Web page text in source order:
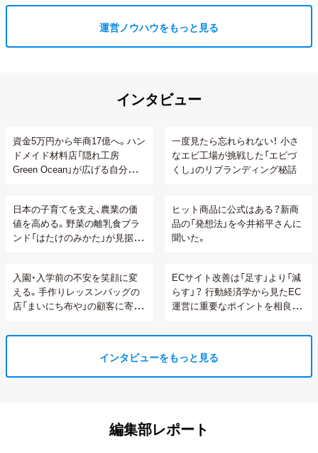
運営ノウハウをもっと見る
インタビュー
資金5万円から年商17億へ。ハン
ドメイド材料店「隠れ工房
Green Ocean」が広げる自分らし
一度見たら忘れられない！ 小さ
なエビ工場が挑戦した「エビづ
くし」のリブランディング秘話
日本の子育てを支え、農業の価
値を高める。野菜の離乳食ブラ
ンド「はたけのみかた」が見据え
ヒット商品に公式はある？新商
品の「発想法」を今井裕平さんに
聞いた。
入園・入学前の不安を笑顔に変
える。手作りレッスンバッグの
店「まいにち布や」の顧客に寄り
ECサイト改善は「足す」より「減
らす」？ 行動経済学から見たEC
運営に重要なポイントを相良さ
インタビューをもっと見る
編集部レポート